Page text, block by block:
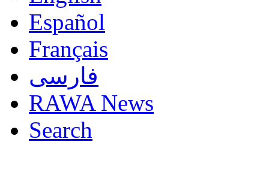
Español
Français
فارسی
RAWA News
Search